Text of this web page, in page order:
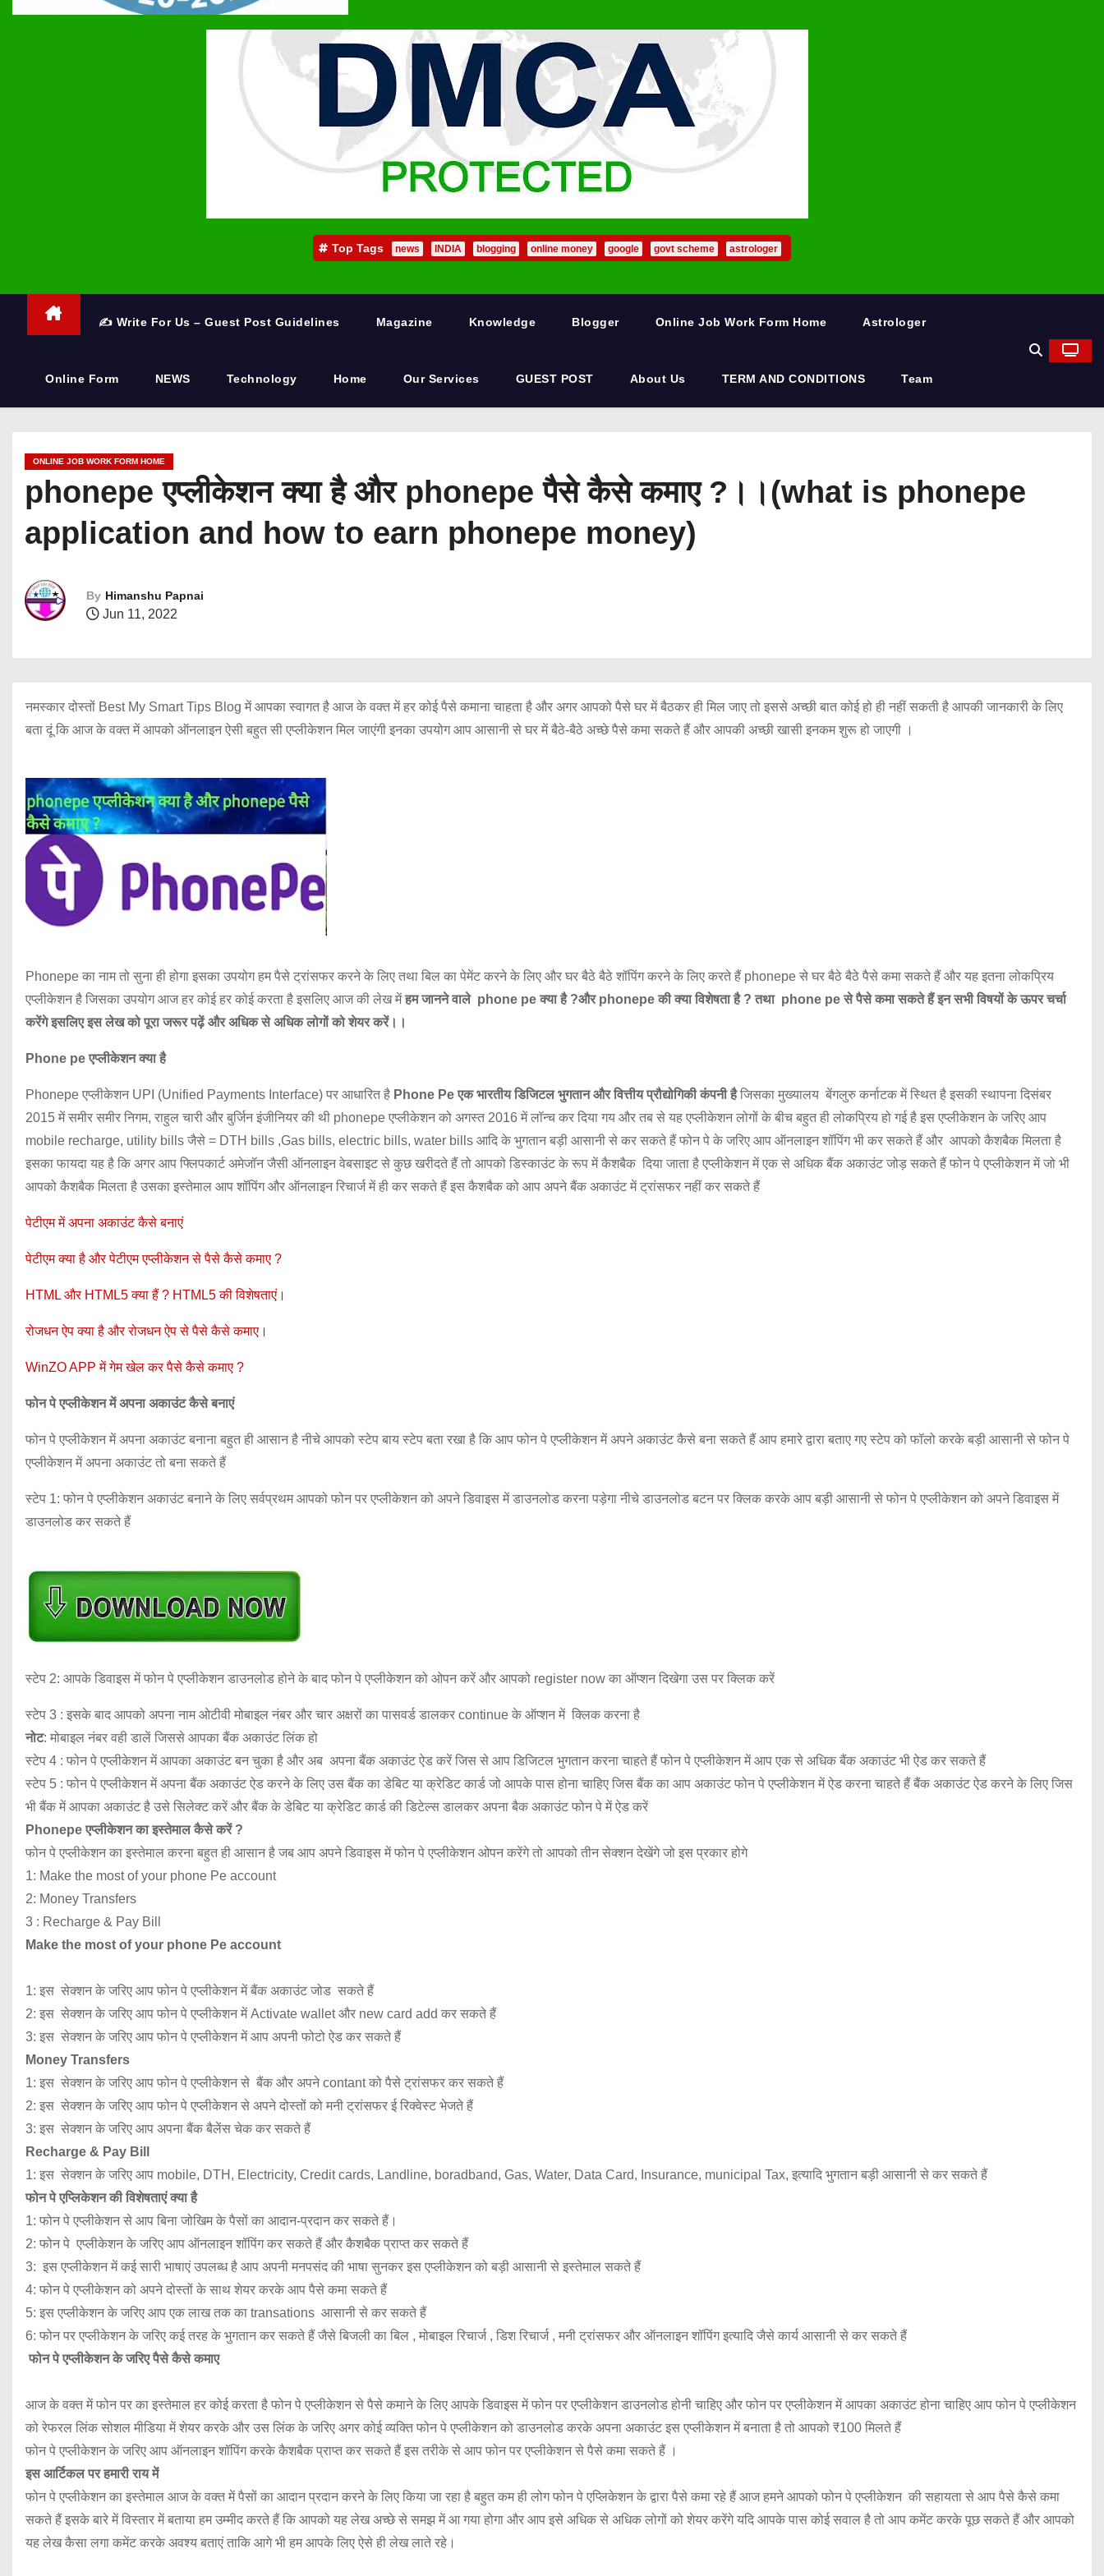
Top Tags news INDIA blogging online money google govt scheme astrologer
✍️ Write For Us – Guest Post Guidelines Magazine Knowledge Blogger Online Job Work Form Home Astrologer
Online Form NEWS Technology Home Our Services GUEST POST About Us TERM AND CONDITIONS Team
ONLINE JOB WORK FORM HOME
phonepe एप्लीकेशन क्या है और phonepe पैसे कैसे कमाए ?।।(what is phonepe
application and how to earn phonepe money)
By Himanshu Papnai
Jun 11, 2022
नमस्कार दोस्तों Best My Smart Tips Blog में आपका स्वागत है आज के वक्त में हर कोई पैसे कमाना चाहता है और अगर आपको पैसे घर में बैठकर ही मिल जाए तो इससे अच्छी बात कोई हो ही नहीं सकती है आपकी जानकारी के लिए
बता दूं कि आज के वक्त में आपको ऑनलाइन ऐसी बहुत सी एप्लीकेशन मिल जाएंगी इनका उपयोग आप आसानी से घर में बैठे-बैठे अच्छे पैसे कमा सकते हैं और आपकी अच्छी खासी इनकम शुरू हो जाएगी ।
Phonepe का नाम तो सुना ही होगा इसका उपयोग हम पैसे ट्रांसफर करने के लिए तथा बिल का पेमेंट करने के लिए और घर बैठे बैठे शॉपिंग करने के लिए करते हैं phonepe से घर बैठे बैठे पैसे कमा सकते हैं और यह इतना लोकप्रिय
एप्लीकेशन है जिसका उपयोग आज हर कोई हर कोई करता है इसलिए आज की लेख मेंहम जानने वाले phone pe क्या है ?और phonepe की क्या विशेषता है ? तथा phone pe से पैसे कमा सकते हैं इन सभी विषयों के ऊपर चर्चा
करेंगे इसलिए इस लेख को पूरा जरूर पढ़ें और अधिक से अधिक लोगों को शेयर करें।।
Phone pe एप्लीकेशन क्या है
Phonepe एप्लीकेशन UPI (Unified Payments Interface) पर आधारित है Phone Pe एक भारतीय डिजिटल भुगतान और वित्तीय प्रौद्योगिकी कंपनी हैजिसका मुख्यालय बेंगलुरु कर्नाटक में स्थित है इसकी स्थापना दिसंबर
2015 में समीर समीर निगम, राहुल चारी और बुर्जिन इंजीनियर की थी phonepe एप्लीकेशन को अगस्त 2016 में लॉन्च कर दिया गय और तब से यह एप्लीकेशन लोगों के बीच बहुत ही लोकप्रिय हो गई है इस एप्लीकेशन के जरिए आप
mobile recharge, utility bills जैसे = DTH bills ,Gas bills, electric bills, water bills आदि के भुगतान बड़ी आसानी से कर सकते हैं फोन पे के जरिए आप ऑनलाइन शॉपिंग भी कर सकते हैं और आपको कैशबैक मिलता है
इसका फायदा यह है कि अगर आप फ्लिपकार्ट अमेजॉन जैसी ऑनलाइन वेबसाइट से कुछ खरीदते हैं तो आपको डिस्काउंट के रूप में कैशबैक दिया जाता है एप्लीकेशन में एक से अधिक बैंक अकाउंट जोड़ सकते हैं फोन पे एप्लीकेशन में जो भी
आपको कैशबैक मिलता है उसका इस्तेमाल आप शॉपिंग और ऑनलाइन रिचार्ज में ही कर सकते हैं इस कैशबैक को आप अपने बैंक अकाउंट में ट्रांसफर नहीं कर सकते हैं
पेटीएम में अपना अकाउंट कैसे बनाएं
पेटीएम क्या है और पेटीएम एप्लीकेशन से पैसे कैसे कमाए ?
HTML और HTML5 क्या हैं ? HTML5 की विशेषताएं।
रोजधन ऐप क्या है और रोजधन ऐप से पैसे कैसे कमाए।
WinZO APP में गेम खेल कर पैसे कैसे कमाए ?
फोन पे एप्लीकेशन में अपना अकाउंट कैसे बनाएं
फोन पे एप्लीकेशन में अपना अकाउंट बनाना बहुत ही आसान है नीचे आपको स्टेप बाय स्टेप बता रखा है कि आप फोन पे एप्लीकेशन में अपने अकाउंट कैसे बना सकते हैं आप हमारे द्वारा बताए गए स्टेप को फॉलो करके बड़ी आसानी से फोन पे
एप्लीकेशन में अपना अकाउंट तो बना सकते हैं
स्टेप 1: फोन पे एप्लीकेशन अकाउंट बनाने के लिए सर्वप्रथम आपको फोन पर एप्लीकेशन को अपने डिवाइस में डाउनलोड करना पड़ेगा नीचे डाउनलोड बटन पर क्लिक करके आप बड़ी आसानी से फोन पे एप्लीकेशन को अपने डिवाइस में
डाउनलोड कर सकते हैं
स्टेप 2: आपके डिवाइस में फोन पे एप्लीकेशन डाउनलोड होने के बाद फोन पे एप्लीकेशन को ओपन करें और आपको register now का ऑप्शन दिखेगा उस पर क्लिक करें
स्टेप 3 : इसके बाद आपको अपना नाम ओटीवी मोबाइल नंबर और चार अक्षरों का पासवर्ड डालकर continue के ऑप्शन में क्लिक करना है
नोट: मोबाइल नंबर वही डालें जिससे आपका बैंक अकाउंट लिंक हो
स्टेप 4 : फोन पे एप्लीकेशन में आपका अकाउंट बन चुका है और अब अपना बैंक अकाउंट ऐड करें जिस से आप डिजिटल भुगतान करना चाहते हैं फोन पे एप्लीकेशन में आप एक से अधिक बैंक अकाउंट भी ऐड कर सकते हैं
स्टेप 5 : फोन पे एप्लीकेशन में अपना बैंक अकाउंट ऐड करने के लिए उस बैंक का डेबिट या क्रेडिट कार्ड जो आपके पास होना चाहिए जिस बैंक का आप अकाउंट फोन पे एप्लीकेशन में ऐड करना चाहते हैं बैंक अकाउंट ऐड करने के लिए जिस
भी बैंक में आपका अकाउंट है उसे सिलेक्ट करें और बैंक के डेबिट या क्रेडिट कार्ड की डिटेल्स डालकर अपना बैक अकाउंट फोन पे में ऐड करें
Phonepe एप्लीकेशन का इस्तेमाल कैसे करें ?
फोन पे एप्लीकेशन का इस्तेमाल करना बहुत ही आसान है जब आप अपने डिवाइस में फोन पे एप्लीकेशन ओपन करेंगे तो आपको तीन सेक्शन देखेंगे जो इस प्रकार होगे
1: Make the most of your phone Pe account
2: Money Transfers
3 : Recharge & Pay Bill
Make the most of your phone Pe account
1: इस सेक्शन के जरिए आप फोन पे एप्लीकेशन में बैंक अकाउंट जोड सकते हैं
2: इस सेक्शन के जरिए आप फोन पे एप्लीकेशन में Activate wallet और new card add कर सकते हैं
3: इस सेक्शन के जरिए आप फोन पे एप्लीकेशन में आप अपनी फोटो ऐड कर सकते हैं
Money Transfers
1: इस सेक्शन के जरिए आप फोन पे एप्लीकेशन से बैंक और अपने contant को पैसे ट्रांसफर कर सकते हैं
2: इस सेक्शन के जरिए आप फोन पे एप्लीकेशन से अपने दोस्तों को मनी ट्रांसफर ई रिक्वेस्ट भेजते हैं
3: इस सेक्शन के जरिए आप अपना बैंक बैलेंस चेक कर सकते हैं
Recharge & Pay Bill
1: इस सेक्शन के जरिए आप mobile, DTH, Electricity, Credit cards, Landline, boradband, Gas, Water, Data Card, Insurance, municipal Tax, इत्यादि भुगतान बड़ी आसानी से कर सकते हैं
फोन पे एप्लिकेशन की विशेषताएं क्या है
1: फोन पे एप्लीकेशन से आप बिना जोखिम के पैसों का आदान-प्रदान कर सकते हैं।
2: फोन पे एप्लीकेशन के जरिए आप ऑनलाइन शॉपिंग कर सकते हैं और कैशबैक प्राप्त कर सकते हैं
3: इस एप्लीकेशन में कई सारी भाषाएं उपलब्ध है आप अपनी मनपसंद की भाषा सुनकर इस एप्लीकेशन को बड़ी आसानी से इस्तेमाल सकते हैं
4: फोन पे एप्लीकेशन को अपने दोस्तों के साथ शेयर करके आप पैसे कमा सकते हैं
5: इस एप्लीकेशन के जरिए आप एक लाख तक का transations आसानी से कर सकते हैं
6: फोन पर एप्लीकेशन के जरिए कई तरह के भुगतान कर सकते हैं जैसे बिजली का बिल , मोबाइल रिचार्ज , डिश रिचार्ज , मनी ट्रांसफर और ऑनलाइन शॉपिंग इत्यादि जैसे कार्य आसानी से कर सकते हैं
फोन पे एप्लीकेशन के जरिए पैसे कैसे कमाए
आज के वक्त में फोन पर का इस्तेमाल हर कोई करता है फोन पे एप्लीकेशन से पैसे कमाने के लिए आपके डिवाइस में फोन पर एप्लीकेशन डाउनलोड होनी चाहिए और फोन पर एप्लीकेशन में आपका अकाउंट होना चाहिए आप फोन पे एप्लीकेशन
को रेफरल लिंक सोशल मीडिया में शेयर करके और उस लिंक के जरिए अगर कोई व्यक्ति फोन पे एप्लीकेशन को डाउनलोड करके अपना अकाउंट इस एप्लीकेशन में बनाता है तो आपको ₹100 मिलते हैं
फोन पे एप्लीकेशन के जरिए आप ऑनलाइन शॉपिंग करके कैशबैक प्राप्त कर सकते हैं इस तरीके से आप फोन पर एप्लीकेशन से पैसे कमा सकते हैं ।
इस आर्टिकल पर हमारी राय में
फोन पे एप्लीकेशन का इस्तेमाल आज के वक्त में पैसों का आदान प्रदान करने के लिए किया जा रहा है बहुत कम ही लोग फोन पे एप्लिकेशन के द्वारा पैसे कमा रहे हैं आज हमने आपको फोन पे एप्लीकेशन की सहायता से आप पैसे कैसे कमा
सकते हैं इसके बारे में विस्तार में बताया हम उम्मीद करते हैं कि आपको यह लेख अच्छे से समझ में आ गया होगा और आप इसे अधिक से अधिक लोगों को शेयर करेंगे यदि आपके पास कोई सवाल है तो आप कमेंट करके पूछ सकते हैं और आपको
यह लेख कैसा लगा कमेंट करके अवश्य बताएं ताकि आगे भी हम आपके लिए ऐसे ही लेख लाते रहे।